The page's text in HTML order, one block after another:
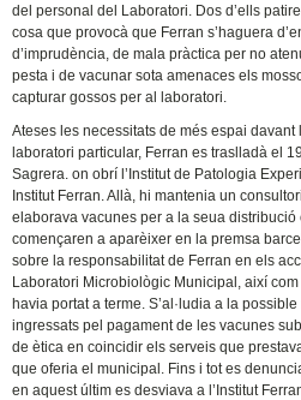
del personal del Laboratori. Dos d’ells
cosa que provocà que Ferran s’haguera
d’imprudència, de mala pràctica per no
pesta i de vacunar sota amenaces els
capturar gossos per al laboratori.
Ateses les necessitats de més espai davant
laboratori particular, Ferran es traslladà el
Sagrera. on obrí l’Institut de Patologia
Institut Ferran. Allà, hi mantenia un
elaborava vacunes per a la seua distribució
començaren a aparèixer en la premsa
sobre la responsabilitat de Ferran en els
Laboratori Microbiològic Municipal, així
havia portat a terme. S’al·ludia a la
ingressats pel pagament de les vacunes
de ètica en coincidir els serveis que
que oferia el municipal. Fins i tot es
en aquest últim es desviava a l’Institut